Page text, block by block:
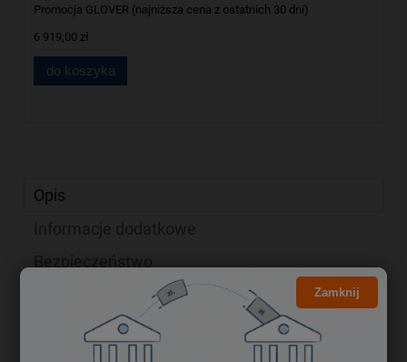
Promocja GLOVER (najniższa cena z ostatnich 30 dni)
6 919,00 zł
do koszyka
Opis
Bezpieczeństwo
Produkty powiązane
Zamknij